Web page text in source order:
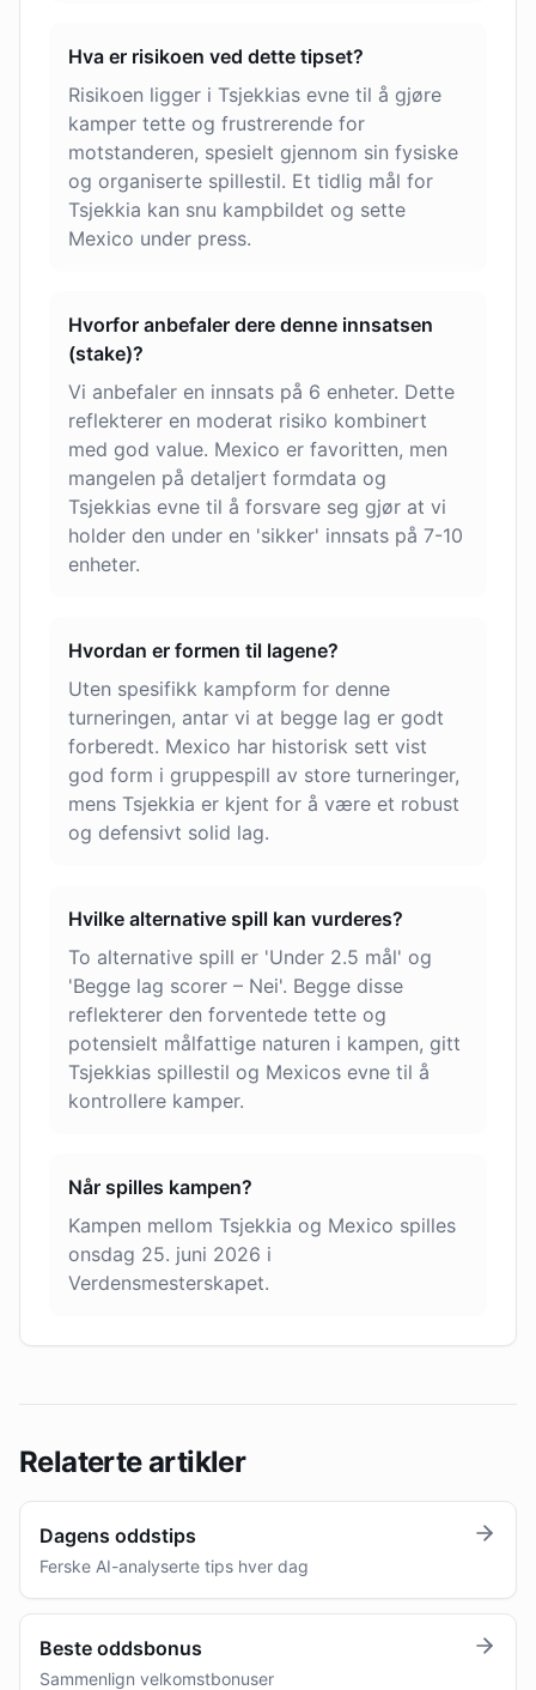
Hva er risikoen ved dette tipset?
Risikoen ligger i Tsjekkias evne til å gjøre
kamper tette og frustrerende for
motstanderen, spesielt gjennom sin fysiske
og organiserte spillestil. Et tidlig mål for
Tsjekkia kan snu kampbildet og sette
Mexico under press.
Hvorfor anbefaler dere denne innsatsen
(stake)?
Vi anbefaler en innsats på 6 enheter. Dette
reflekterer en moderat risiko kombinert
med god value. Mexico er favoritten, men
mangelen på detaljert formdata og
Tsjekkias evne til å forsvare seg gjør at vi
holder den under en 'sikker' innsats på 7-10
enheter.
Hvordan er formen til lagene?
Uten spesifikk kampform for denne
turneringen, antar vi at begge lag er godt
forberedt. Mexico har historisk sett vist
god form i gruppespill av store turneringer,
mens Tsjekkia er kjent for å være et robust
og defensivt solid lag.
Hvilke alternative spill kan vurderes?
To alternative spill er 'Under 2.5 mål' og
'Begge lag scorer – Nei'. Begge disse
reflekterer den forventede tette og
potensielt målfattige naturen i kampen, gitt
Tsjekkias spillestil og Mexicos evne til å
kontrollere kamper.
Når spilles kampen?
Kampen mellom Tsjekkia og Mexico spilles
onsdag 25. juni 2026 i
Verdensmesterskapet.
Relaterte artikler
Dagens oddstips
Ferske AI-analyserte tips hver dag
Beste oddsbonus
Sammenlign velkomstbonuser